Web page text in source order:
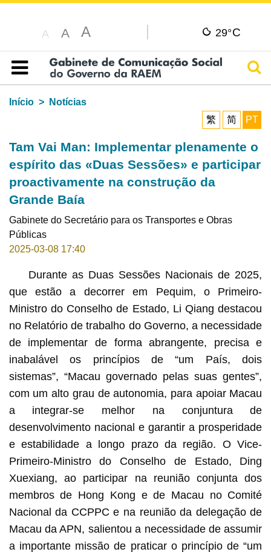
A A A 29°C
Índice
Início
Notícias
繁
简 PT
Tam Vai Man: Implementar plenamente o
espírito das «Duas Sessões» e participar
proactivamente na construção da
Grande Baía
Gabinete do Secretário para os Transportes e Obras
Públicas
2025-03-08 17:40
Durante as Duas Sessões Nacionais de 2025,
que estão a decorrer em Pequim, o Primeiro-
Ministro do Conselho de Estado, Li Qiang destacou
no Relatório de trabalho do Governo, a necessidade
de implementar de forma abrangente, precisa e
inabalável os princípios de “um País, dois
sistemas”, “Macau governado pelas suas gentes”,
com um alto grau de autonomia, para apoiar Macau
a integrar-se melhor na conjuntura de
desenvolvimento nacional e garantir a prosperidade
e estabilidade a longo prazo da região. O Vice-
Primeiro-Ministro do Conselho de Estado, Ding
Xuexiang, ao participar na reunião conjunta dos
membros de Hong Kong e de Macau no Comité
Nacional da CCPPC e na reunião da delegação de
Macau da APN, salientou a necessidade de assumir
a importante missão de praticar o princípio de “um